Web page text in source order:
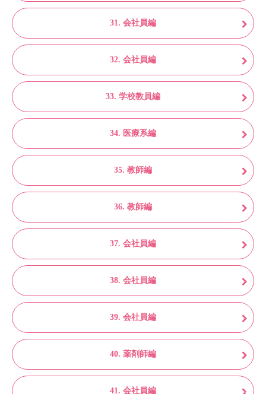
31. 会社員編
32. 会社員編
33. 学校教員編
34. 医療系編
35. 教師編
36. 教師編
37. 会社員編
38. 会社員編
39. 会社員編
40. 薬剤師編
41. 会社員編